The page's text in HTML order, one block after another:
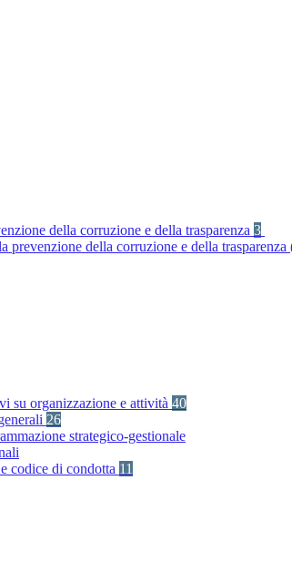
della corruzione e della trasparenza 3
prevenzione della corruzione e della
su organizzazione e attività 40
26
strategico-gestionale
codice di condotta 11